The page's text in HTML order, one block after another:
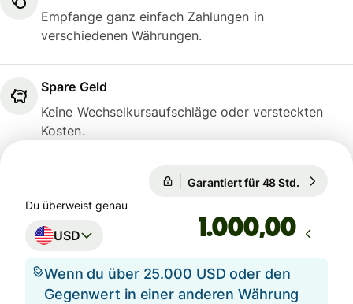
Empfange ganz einfach Zahlungen in
verschiedenen Währungen.
Spare Geld
Keine Wechselkursaufschläge oder versteckten
Kosten.
Garantiert für 48 Std.
Du überweist genau
USD ,00
Wenn du über 25.000 USD oder den
Gegenwert in einer anderen Währung